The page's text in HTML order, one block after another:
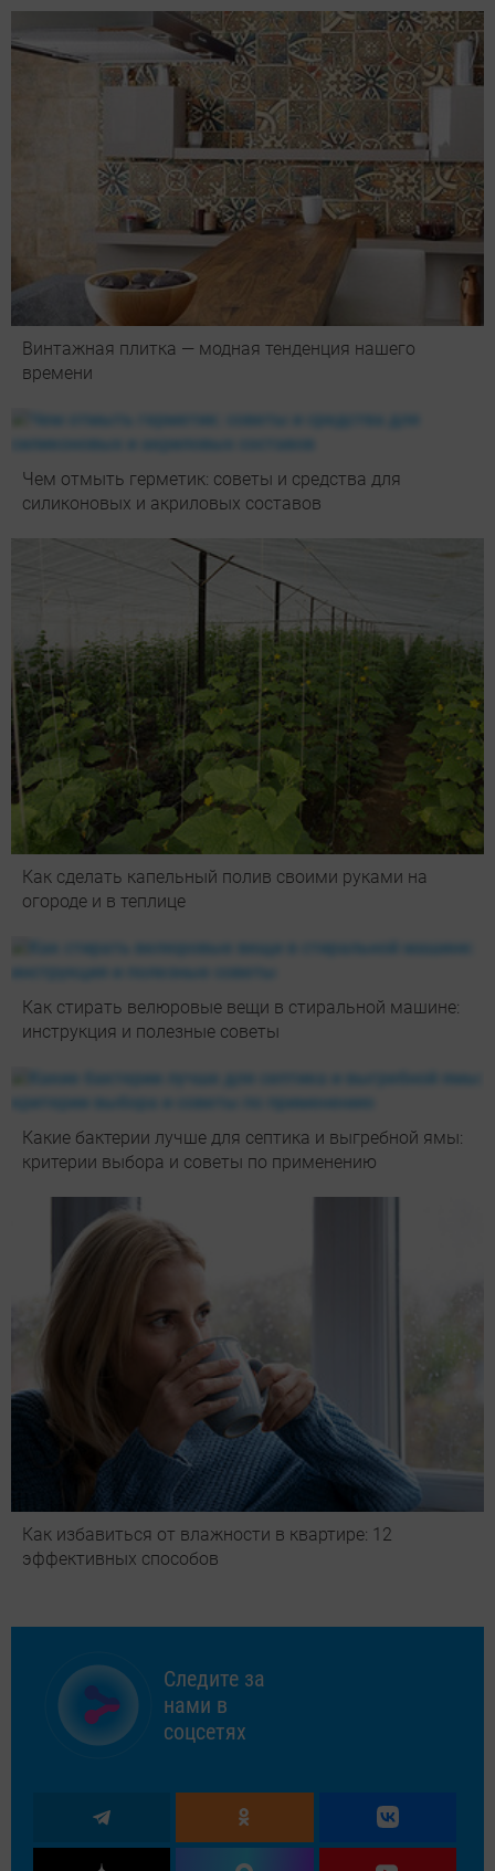
Винтажная плитка — модная тенденция нашего
времени
Чем отмыть герметик: советы и средства для
силиконовых и акриловых составов
Как сделать капельный полив своими руками на
огороде и в теплице
Как стирать велюровые вещи в стиральной машине:
инструкция и полезные советы
Какие бактерии лучше для септика и выгребной ямы:
критерии выбора и советы по применению
Как избавиться от влажности в квартире: 12
эффективных способов
Следите за
нами в
соцсетях